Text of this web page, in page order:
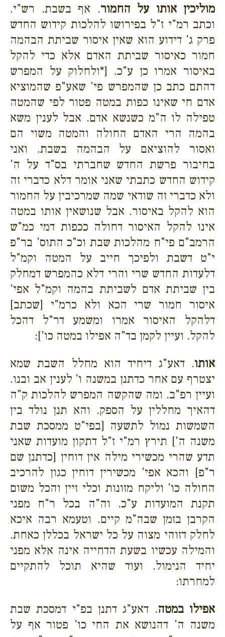
מוליכין אותו על החמור. אף בשבת. רש"י.
וכתב רמ"י ז"ל בפירושו להלכות קידוש החדש
פרק ג' דידוע הוא שאין איסור שביתת הבהמה
חמור כאיסור שביתת האדם אלא כדי להקל
באיסור אמרו כן ע"כ. [*ולחלוק על המפרש
דהתם כתב כן שהמפרש פי' שאע"פ שהמוציא
אדם חי שאינו כפות במטה פטור לפי שהמטה
טפילה לו ה"מ כשנשא אדם. אבל לענין משא
בהמה הרי האדם החולה והמטה משוי הם
ואסור להוציאם על הבהמה בשבת. ואני
בחיבור פרשת החדש שחברתי בס"ד על ה'
קידוש החדש כתבתי שאני אומר דלא כדברי זה
ולא כדברי זה שודאי שמה שמרכיבין על החמור
הוא להקל באיסור. אבל שנושאין אותו במטה
אינו להקל האיסור דחולה ככפות דמי כמ"ש
הרמב"ם פי"ח מהלכות שבת וכ"כ התוס' בר"פ
י"ט דשבת ולפיכך חייב על המטה וקמ"ל
דלעדות החדש שרי והרי דלא כהמפרש דמחלק
בין שביתת אדם לשביתת בהמה וקמ"ל אפי'
איסור חמור שרי הכא ולא כרמ"י [שכתב]
דלהקל האיסור אמרו ומשמע דר"ל דהכל
להקל. ועיין לקמן בד"ה אפילו במטה כו']:
אותו. דאע"ג דיחיד הוא מחלל השבת שמא
יצטרף עם אחר כדתנן במשנה ו' לענין אב ובנו.
ועיין רפ"ב. ומה שהקשה המפרש להלכות ק"ה
דהאיך מחללין על הספק. והא תנן נולד בין
השמשות נמול לתשעה [בפי"ט ממסכת שבת
משנה ה'] תירץ רמ"י ז"ל דתקון מועדות שאני
תדע שהרי מכשירי מילה אין דוחין [כדתנן שם
ר"פ] והכא אפי' מכשירין דוחין כגון להרכיב
החולה כו' וליקח מזונות וכלי זיין והכל משום
תקנת המועדות ע"כ. וה"ה בכל ר"ח מפני
הקרבן בזמן שבה"מ קיים. וטעמא רבה איכא
לחלק דזוהי מצוה על כל ישראל בכללן כאחת.
והמילה עכשיו בשעת הדחייה אינה אלא מפני
יחיד הנימול. ועוד שהיא תוכל להתקיים
למחרתו:
אפילו במטה. דאע"ג דתנן בפ"י דמסכת שבת
משנה ה' דהנושא את החי כו' פטור אף על